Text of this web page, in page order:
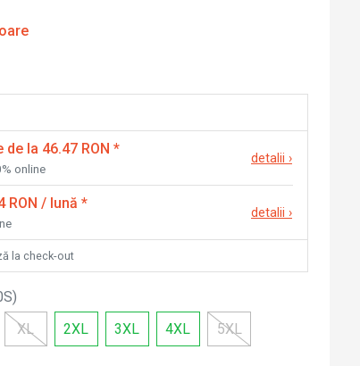
la 46.47 RON *
online
detalii ›
RON / lună *
detalii ›
la check-out
)
XL 2XL 3XL 4XL 5XL